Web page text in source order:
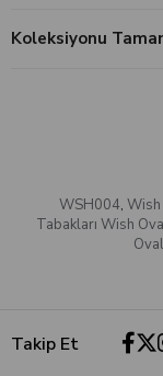
Koleksiyonu
WSH004, Wish
Tabakları Wish
Takip Et